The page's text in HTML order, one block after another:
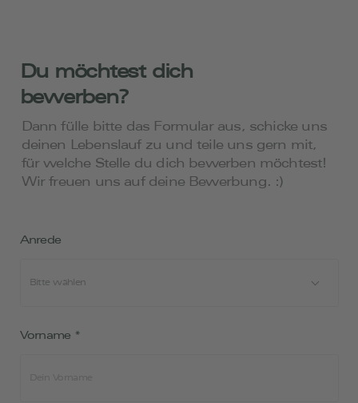
Du möchtest dich
bewerben?
Dann fülle bitte das Formular aus, schicke uns
deinen Lebenslauf zu und teile uns gern mit,
für welche Stelle du dich bewerben möchtest!
Wir freuen uns auf deine Bewerbung. :)
Anrede
Vorname *